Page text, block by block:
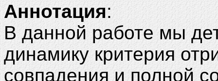
Аннотация:
В данной работе мы
динамику критерия
совпадения и полной